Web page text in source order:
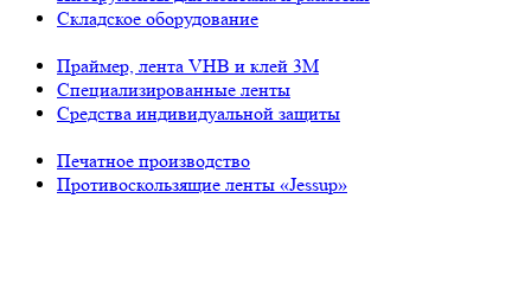
Складское оборудование
Праймер, лента VHB и клей 3М
Специализированные ленты
Средства индивидуальной защиты
Печатное производство
Противоскользящие ленты «Jessup»